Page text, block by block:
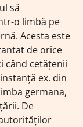
să
o limbă pe
Acesta este
de orice
când cetățenii
ex. din
germana,
De